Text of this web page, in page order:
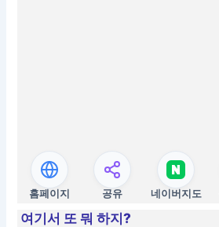
홈페이지 공유 네이버지도
여기서 또 뭐 하지?